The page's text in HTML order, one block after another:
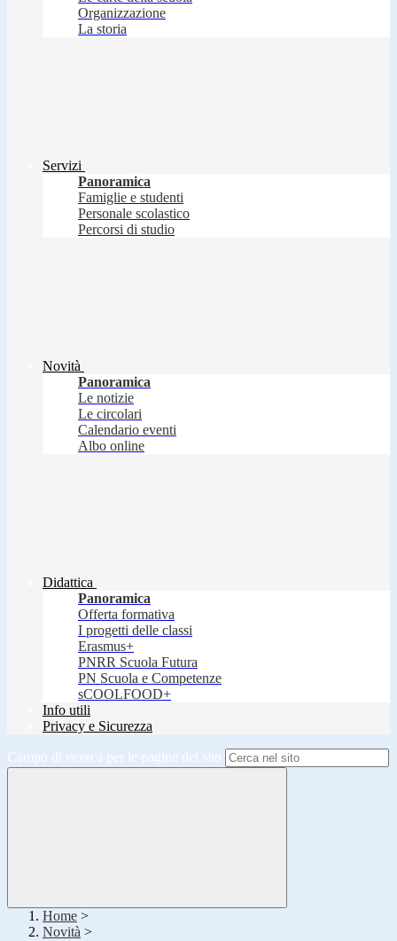
Organizzazione
La storia
Servizi
Panoramica
Famiglie e studenti
Personale scolastico
Percorsi di studio
Novità
Panoramica
Le notizie
Le circolari
Calendario eventi
Albo online
Didattica
Panoramica
Offerta formativa
I progetti delle classi
Erasmus+
PNRR Scuola Futura
PN Scuola e Competenze
sCOOLFOOD+
Info utili
Privacy e Sicurezza
Campo di ricerca per le pagine del sito
Home >
Novità >